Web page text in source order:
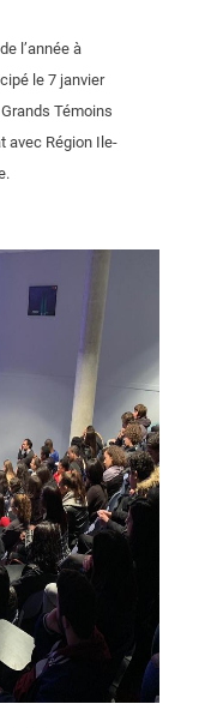
l’année à
le 7 janvier
Témoins
avec Région Ile-